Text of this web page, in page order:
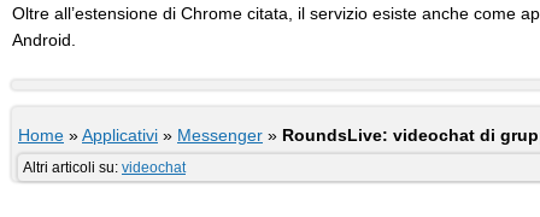
Oltre all’estensione di Chrome citata, il servizio esiste anche come
Android.
Home »Applicativi » Messenger » RoundsLive: videochat di
Altri articoli su: videochat